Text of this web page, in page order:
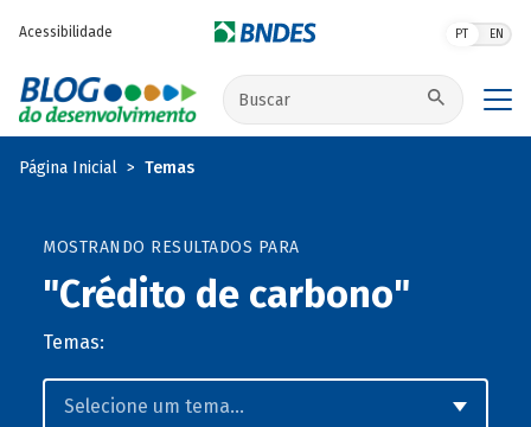
Acessibilidade PT EN
Buscar no site
Página Inicial Temas
MOSTRANDO RESULTADOS PARA
"Crédito de carbono"
Temas: